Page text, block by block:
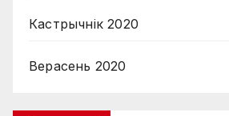
Кастрычнік 2020
Верасень 2020